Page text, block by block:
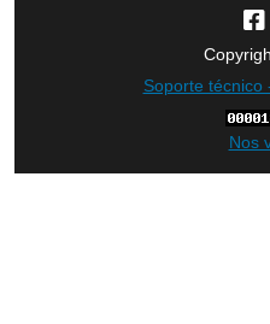
Soporte técnico
Nos